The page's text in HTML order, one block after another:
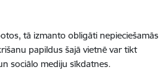
tā izmanto obligāti nepieciešamās
papildus šajā vietnē var tikt
sociālo mediju sīkdatnes.